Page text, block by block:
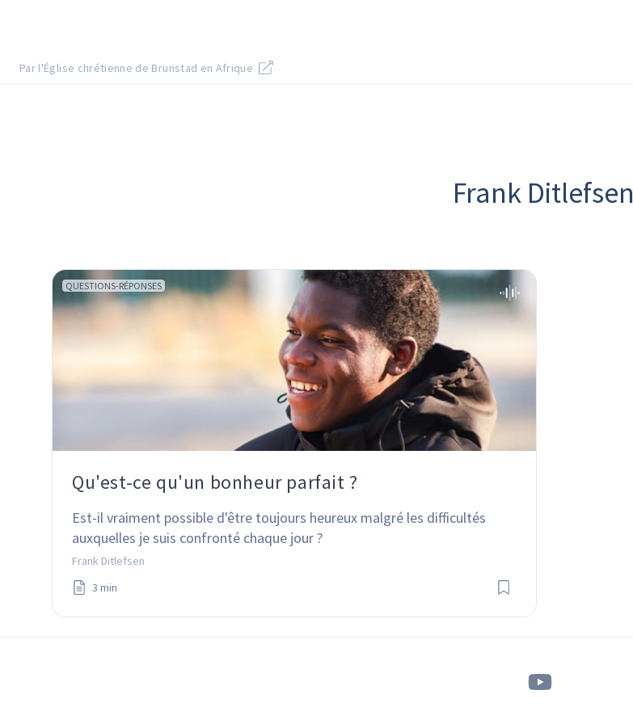
Par l'Église chrétienne de Brunstad en Afrique
Frank Ditlefsen
QUESTIONS-RÉPONSES
Qu'est-ce qu'un bonheur parfait ?
Est-il vraiment possible d'être toujours heureux malgré les difficultés
auxquelles je suis confronté chaque jour ?
Frank Ditlefsen
3 min